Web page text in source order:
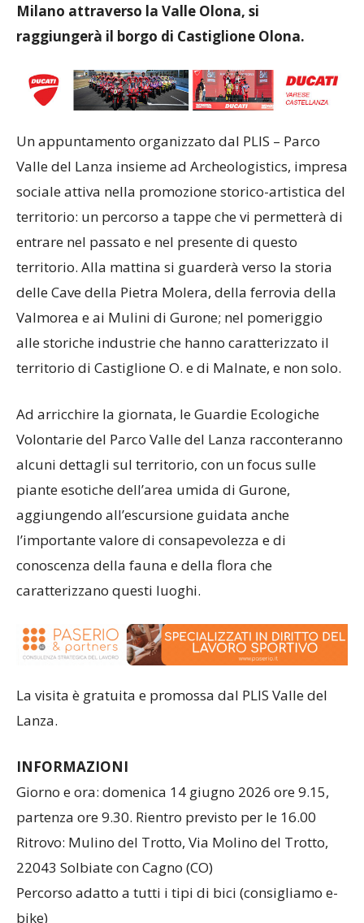
Milano attraverso la Valle Olona, si
raggiungerà il borgo di Castiglione Olona.
Un appuntamento organizzato dal PLIS – Parco
Valle del Lanza insieme ad Archeologistics, impresa
sociale attiva nella promozione storico-artistica del
territorio: un percorso a tappe che vi permetterà di
entrare nel passato e nel presente di questo
territorio. Alla mattina si guarderà verso la storia
delle Cave della Pietra Molera, della ferrovia della
Valmorea e ai Mulini di Gurone; nel pomeriggio
alle storiche industrie che hanno caratterizzato il
territorio di Castiglione O. e di Malnate, e non solo.
Ad arricchire la giornata, le Guardie Ecologiche
Volontarie del Parco Valle del Lanza racconteranno
alcuni dettagli sul territorio, con un focus sulle
piante esotiche dell’area umida di Gurone,
aggiungendo all’escursione guidata anche
l’importante valore di consapevolezza e di
conoscenza della fauna e della flora che
caratterizzano questi luoghi.
La visita è gratuita e promossa dal PLIS Valle del
Lanza.
INFORMAZIONI
Giorno e ora: domenica 14 giugno 2026 ore 9.15,
partenza ore 9.30. Rientro previsto per le 16.00
Ritrovo: Mulino del Trotto, Via Molino del Trotto,
22043 Solbiate con Cagno (CO)
Percorso adatto a tutti i tipi di bici (consigliamo e-
bike)